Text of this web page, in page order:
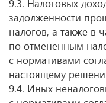
9.3. Налоговых
задолженности
налогов, а также в
по отмененным
с нормативами
настоящему
9.4. Иных